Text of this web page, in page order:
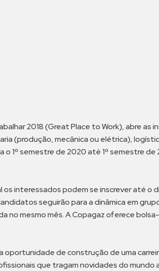
2018 (Great Place to Work), abre as
(produção, mecânica ou elétrica),
1º semestre de 2020 até 1º semestre de
os interessados podem se inscrever até o
seguirão para a dinâmica em
no mesmo mês. A Copagaz oferece
de construção de uma
que tragam novidades do mundo